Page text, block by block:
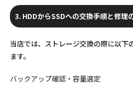
3. HDDからSSDへの交換手順と修理
当店では、ストレージ交換の際に以下
ます。
バックアップ確認・容量選定